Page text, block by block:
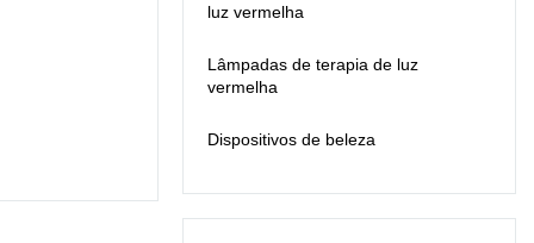
luz vermelha
Lâmpadas de terapia de luz
vermelha
Dispositivos de beleza